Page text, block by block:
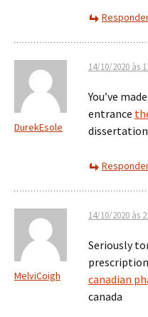
DurekEsole
14/10/2020 às
You’ve
entrance
dissertation
MelviCoigh
14/10/2020 às
Seriously
canadian
canada